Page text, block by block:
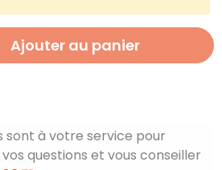
Ajouter au panier
sont à votre service pour
questions et vous conseiller